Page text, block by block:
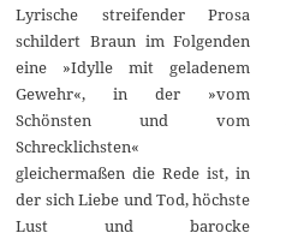
Lyrische streifender Prosa
schildert Braun im Folgenden
eine »Idylle mit geladenem
Gewehr«, in der »vom
Schönsten und vom
Schrecklichsten«
gleichermaßen die Rede ist, in
der sich Liebe und Tod, höchste
Lust und barocke